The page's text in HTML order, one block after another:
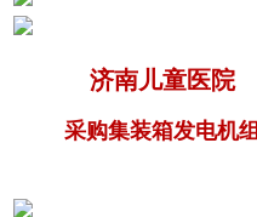
济南儿童医院
采购集装箱发电机组